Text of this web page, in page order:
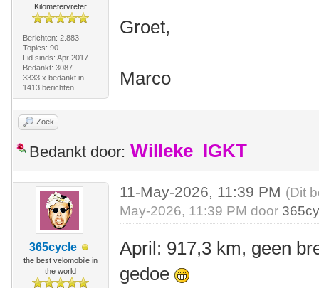
Kilometervreter
Berichten: 2.883
Topics: 90
Lid sinds: Apr 2017
Bedankt: 3087
3333 x bedankt in
1413 berichten
Groet,
Marco
Zoek
Bedankt door: Willeke_IGKT
365cycle
the best velomobile in
the world
11-May-2026, 11:39 PM (Dit
May-2026, 11:39 PM door
April: 917,3 km, geen
gedoe